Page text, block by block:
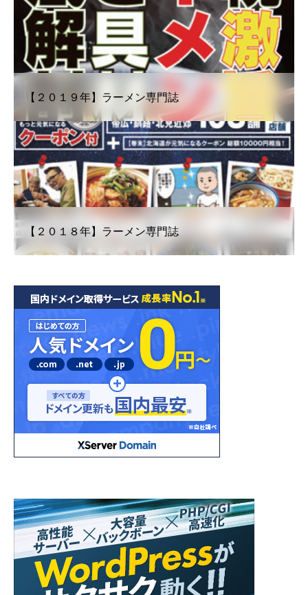
【２０１９年】ラーメン専門誌
【２０１８年】ラーメン専門誌